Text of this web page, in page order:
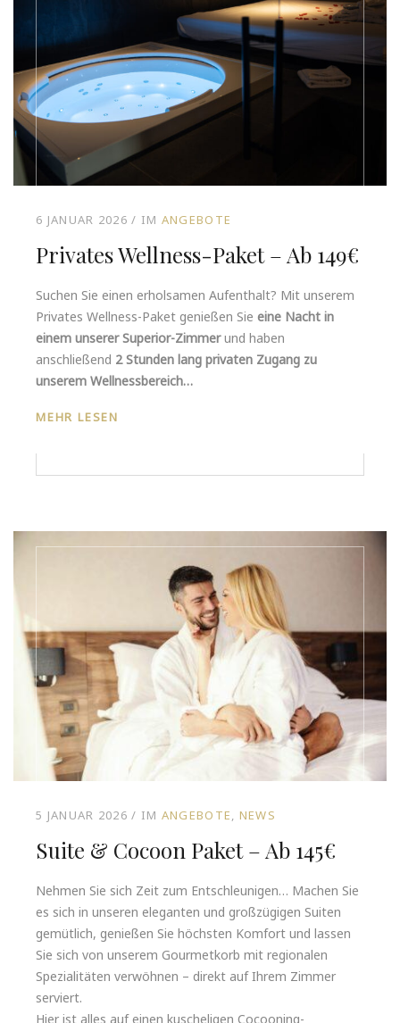
6 JANUAR 2026 IM ANGEBOTE
Privates Wellness-Paket – Ab 149€
Suchen Sie einen erholsamen Aufenthalt? Mit unserem
Privates Wellness-Paket genießen Sie eine Nacht in
einem unserer Superior-Zimmerund haben
anschließend 2 Stunden lang privaten Zugang zu
unserem Wellnessbereich…
MEHR LESEN
5 JANUAR 2026 IM ANGEBOTE NEWS
Suite & Cocoon Paket – Ab 145€
Nehmen Sie sich Zeit zum Entschleunigen… Machen Sie
es sich in unseren eleganten und großzügigen Suiten
gemütlich, genießen Sie höchsten Komfort und lassen
Sie sich von unserem Gourmetkorb mit regionalen
Spezialitäten verwöhnen – direkt auf Ihrem Zimmer
serviert.
Hier ist alles auf einen kuscheligen Cocooning-